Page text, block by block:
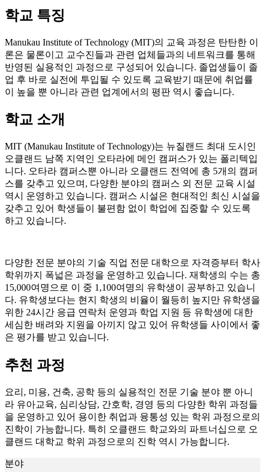
재학생 약 15,000명 / 유학생 약 1,100명
학교 특징
Manukau Institute of Technology (MIT)의 교육 과정은 탄탄한 이
론은 물론이고 교수진들과 관련 업체들과의 네트워크를 통해
반영된 실용적인 과정으로 구성되어 있습니다. 졸업생들이 졸
이 높을 뿐 아니라 관련 업계에서의 평판 역시 좋습니다.
학교 소개
MIT (Manukau Institute of Technology)는 뉴질랜드 최대 도시인
오클랜드 남쪽 지역인 오타라에 메인 캠퍼스가 있는 폴리텍입
니다. 오타라 캠퍼스뿐 아니라 오클랜드 전역에 총 5개의 캠퍼
스를 갖추고 있으며, 다양한 분야의 캠퍼스 외 전문 교육 시설
역시 운영하고 있습니다. 캠퍼스 시설은 현대적인 최신 시설을
다양한 전문 분야의 기술 직업 전문 대학으로 자격증부터 학사
학위까지 폭넓은 과정을 운영하고 있습니다. 재학생의 수는 총
15,000여명으로 이 중 1,100여명의 유학생이 공부하고 있습니
다. 유학생보다는 현지 학생의 비율이 월등히 높지만 유학생을
위한 24시간 응급 연락처 운영과 학업 지원 등 유학생에 대한
은 평가를 받고 있습니다.
추천 과정
요리, 미용, 건축, 공학 등의 실용적인 전문 기술 분야 뿐 아니
라 유아교육, 심리상담, 간호학, 경영 등의 다양한 학위 과정들
을 운영하고 있어 용이한 취업과 융통성 있는 학위 과정으로의
클랜드 대학교 학위 과정으로의 진학 역시 가능합니다.